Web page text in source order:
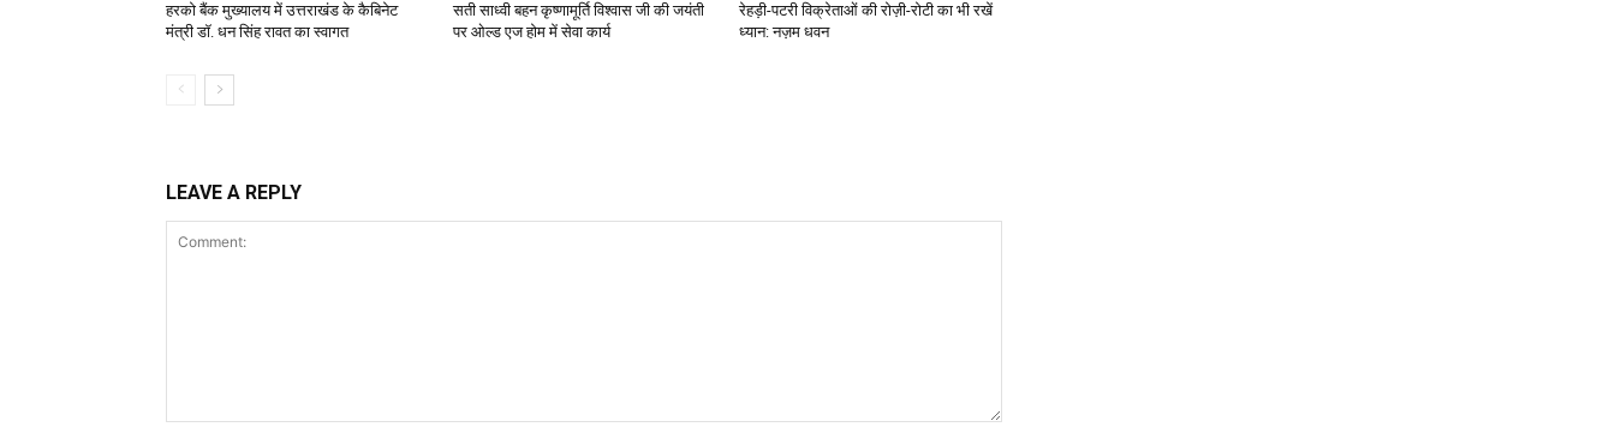
हरको बैंक मुख्यालय में उत्तराखंड के कैबिनेट
मंत्री डॉ. धन सिंह रावत का स्वागत
सती साध्वी बहन कृष्णामूर्ति विश्वास जी की जयंती
पर ओल्ड एज होम में सेवा कार्य
रेहड़ी-पटरी विक्रेताओं की रोज़ी-रोटी का भी रखें
ध्यान: नज़म धवन
LEAVE A REPLY